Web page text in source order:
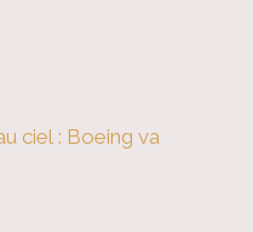
ciel : Boeing va